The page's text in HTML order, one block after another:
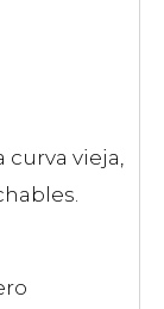
curva vieja,